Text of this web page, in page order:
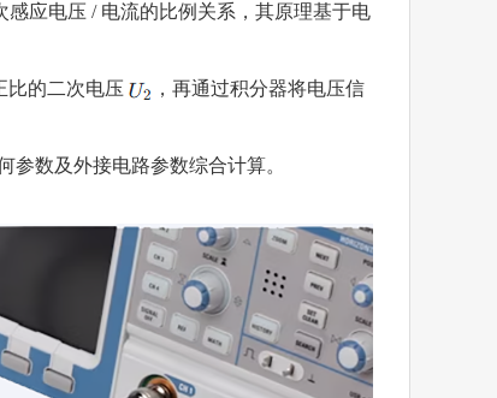
感应电压 / 电流的比例关系，其原理基于电
比的二次电压
，再通过积分器将电压信
数及外接电路参数综合计算。